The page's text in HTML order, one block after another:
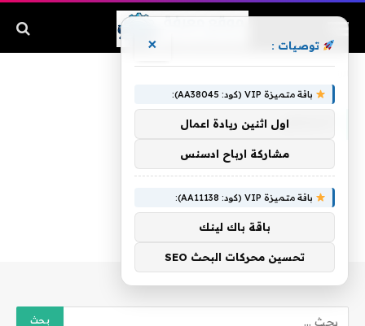
الحمض
توصيات : ×
باقة متميزة VIP (كود: AA38045):
اول اثنين ريادة اعمال
مشاركة ارباح ادسنس
باقة متميزة VIP (كود: AA11138):
باقة باك لينك
تحسين محركات البحث SEO